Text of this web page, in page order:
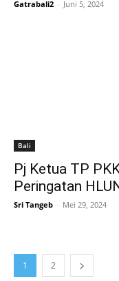
Gatrabali2 - Juni 5, 2024
Bali
Pj Ketua TP
Peringatan
Sri Tangeb - Mei 29, 2024
1 2